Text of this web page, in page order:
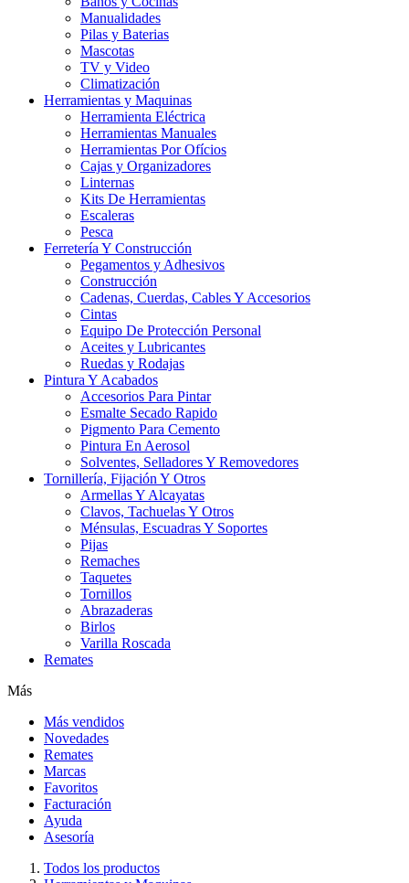
Manualidades
Pilas y Baterias
Mascotas
TV y Video
Climatización
Herramientas y Maquinas
Herramienta Eléctrica
Herramientas Manuales
Herramientas Por Ofícios
Cajas y Organizadores
Linternas
Kits De Herramientas
Escaleras
Pesca
Ferretería Y Construcción
Pegamentos y Adhesivos
Construcción
Cadenas, Cuerdas, Cables Y Accesorios
Cintas
Equipo De Protección Personal
Aceites y Lubricantes
Ruedas y Rodajas
Pintura Y Acabados
Accesorios Para Pintar
Esmalte Secado Rapido
Pigmento Para Cemento
Pintura En Aerosol
Solventes, Selladores Y Removedores
Tornillería, Fijación Y Otros
Armellas Y Alcayatas
Clavos, Tachuelas Y Otros
Ménsulas, Escuadras Y Soportes
Pijas
Remaches
Taquetes
Tornillos
Abrazaderas
Birlos
Varilla Roscada
Remates
Más
Más vendidos
Novedades
Remates
Marcas
Favoritos
Facturación
Ayuda
Asesoría
Todos los productos